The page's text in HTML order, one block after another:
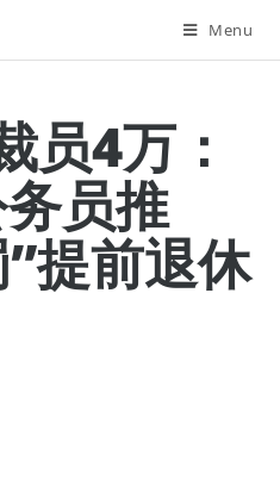
Menu
员4万：
员推
提前退休